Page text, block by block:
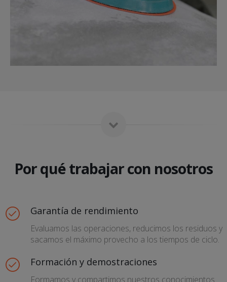
Por qué trabajar con nosotros
Garantía de rendimiento
Evaluamos las operaciones, reducimos los residuos y
sacamos el máximo provecho a los tiempos de ciclo.
Formación y demostraciones
Formamos y compartimos nuestros conocimientos